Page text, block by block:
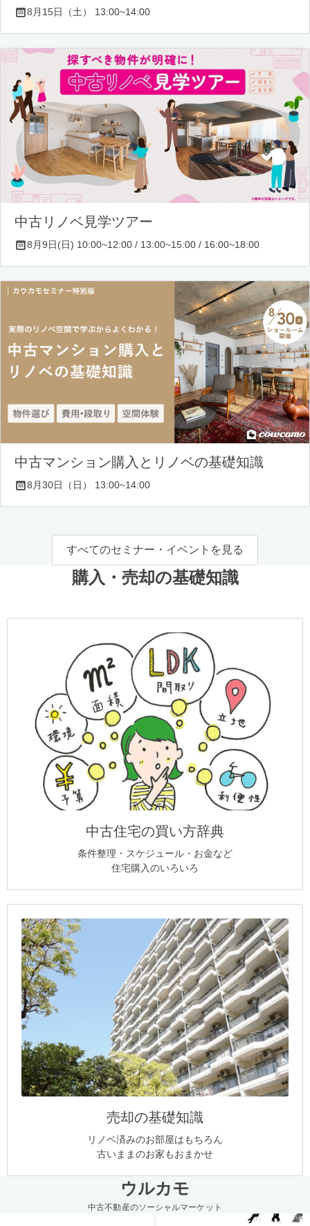
8月15日（土） 13:00~14:00
中古リノベ見学ツアー
8月9日(日) 10:00~12:00 / 13:00~15:00 / 16:00~18:00
中古マンション購入とリノベの基礎知識
8月30日（日） 13:00~14:00
すべてのセミナー・イベントを見る
購入・売却の基礎知識
中古住宅の買い方辞典
条件整理・スケジュール・お金など
住宅購入のいろいろ
売却の基礎知識
リノベ済みのお部屋はもちろん
古いままのお家もおまかせ
ウルカモ
中古不動産のソーシャルマーケット